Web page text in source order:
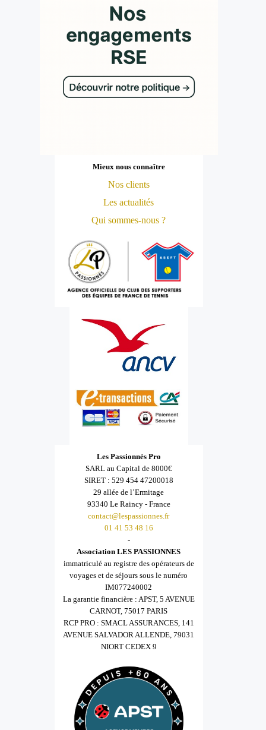
Mieux nous connaître
Nos clients
Les actualités
Qui sommes-nous ?
Les Passionnés Pro
SARL au Capital de 8000€
SIRET : 529 454 47200018
29 allée de l’Ermitage
93340 Le Raincy - France
contact@lespassionnes.fr
01 41 53 48 16
-
Association LES PASSIONNES
immatriculé au registre des opérateurs de
voyages et de séjours sous le numéro
IM077240002
La garantie financière : APST, 5 AVENUE
CARNOT, 75017 PARIS
RCP PRO : SMACL ASSURANCES, 141
AVENUE SALVADOR ALLENDE, 79031
NIORT CEDEX 9